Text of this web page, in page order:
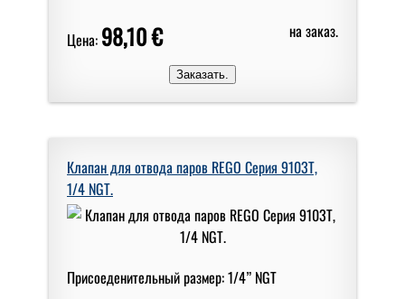
Цена: 98,10 € на заказ.
Клапан для отвода паров REGO Серия 9103T,
1/4 NGT.
Присоеденительный размер: 1/4” NGT